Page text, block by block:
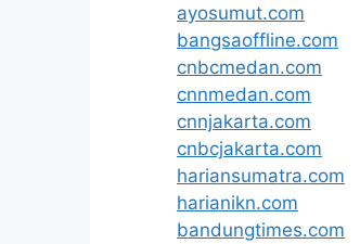
ayosumut.com
bangsaoffline.com
cnbcmedan.com
cnnmedan.com
cnnjakarta.com
cnbcjakarta.com
hariansumatra.com
harianikn.com
bandungtimes.com